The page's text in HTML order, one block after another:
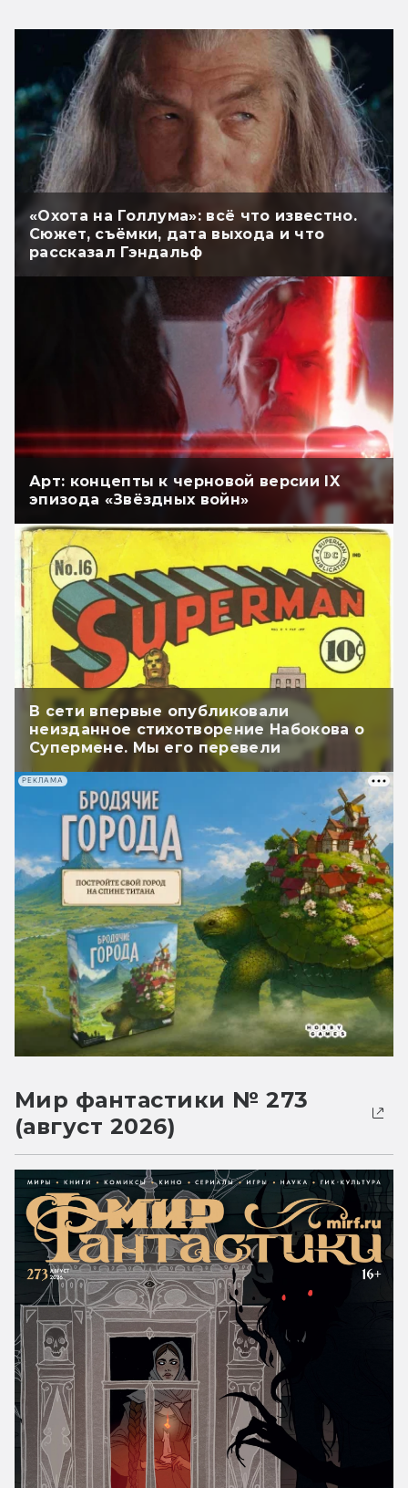
«Охота на Голлума»: всё что известно.
Сюжет, съёмки, дата выхода и что
рассказал Гэндальф
Арт: концепты к черновой версии IX
эпизода «Звёздных войн»
В сети впервые опубликовали
неизданное стихотворение Набокова о
Супермене. Мы его перевели
РЕКЛАМА
Мир фантастики № 273
(август 2026)